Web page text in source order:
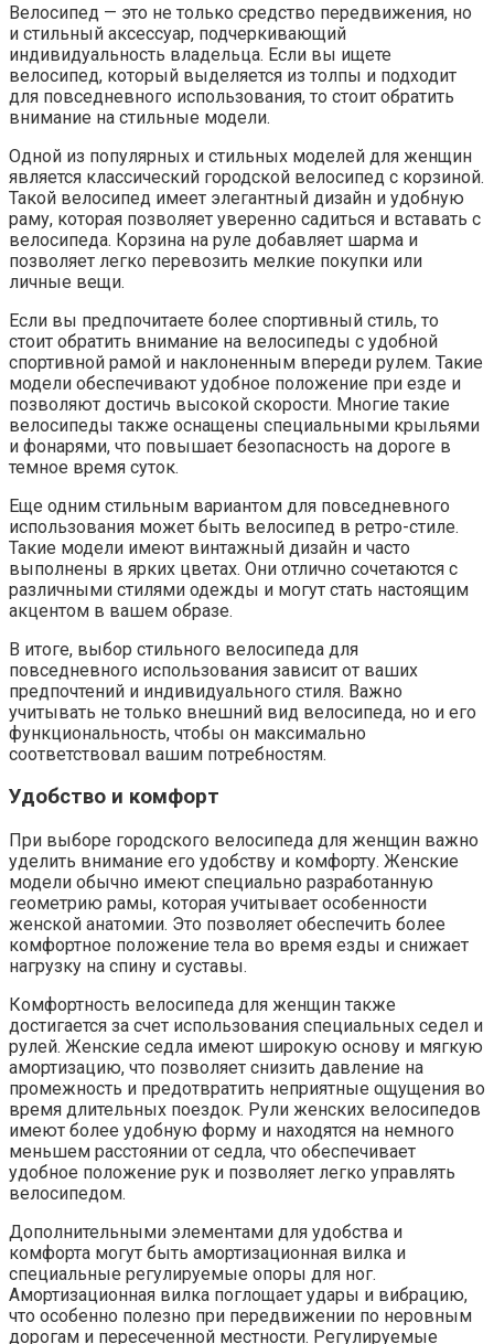
Велосипед — это не только средство передвижения, но
и стильный аксессуар, подчеркивающий
индивидуальность владельца. Если вы ищете
велосипед, который выделяется из толпы и подходит
для повседневного использования, то стоит обратить
внимание на стильные модели.
Одной из популярных и стильных моделей для женщин
является классический городской велосипед с корзиной.
Такой велосипед имеет элегантный дизайн и удобную
раму, которая позволяет уверенно садиться и вставать с
велосипеда. Корзина на руле добавляет шарма и
позволяет легко перевозить мелкие покупки или
личные вещи.
Если вы предпочитаете более спортивный стиль, то
стоит обратить внимание на велосипеды с удобной
спортивной рамой и наклоненным впереди рулем. Такие
модели обеспечивают удобное положение при езде и
позволяют достичь высокой скорости. Многие такие
велосипеды также оснащены специальными крыльями
и фонарями, что повышает безопасность на дороге в
темное время суток.
Еще одним стильным вариантом для повседневного
использования может быть велосипед в ретро-стиле.
Такие модели имеют винтажный дизайн и часто
выполнены в ярких цветах. Они отлично сочетаются с
различными стилями одежды и могут стать настоящим
акцентом в вашем образе.
В итоге, выбор стильного велосипеда для
повседневного использования зависит от ваших
предпочтений и индивидуального стиля. Важно
учитывать не только внешний вид велосипеда, но и его
функциональность, чтобы он максимально
соответствовал вашим потребностям.
Удобство и комфорт
При выборе городского велосипеда для женщин важно
уделить внимание его удобству и комфорту. Женские
модели обычно имеют специально разработанную
геометрию рамы, которая учитывает особенности
женской анатомии. Это позволяет обеспечить более
комфортное положение тела во время езды и снижает
нагрузку на спину и суставы.
Комфортность велосипеда для женщин также
достигается за счет использования специальных седел и
рулей. Женские седла имеют широкую основу и мягкую
амортизацию, что позволяет снизить давление на
промежность и предотвратить неприятные ощущения во
время длительных поездок. Рули женских велосипедов
имеют более удобную форму и находятся на немного
меньшем расстоянии от седла, что обеспечивает
удобное положение рук и позволяет легко управлять
велосипедом.
Дополнительными элементами для удобства и
комфорта могут быть амортизационная вилка и
специальные регулируемые опоры для ног.
Амортизационная вилка поглощает удары и вибрацию,
что особенно полезно при передвижении по неровным
дорогам и пересеченной местности. Регулируемые